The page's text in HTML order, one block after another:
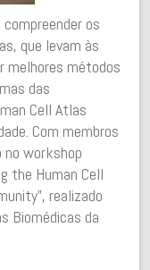
os
que levam às
melhores métodos
das
Cell Atlas
Com membros
no workshop
the Human Cell
realizado
Biomédicas da